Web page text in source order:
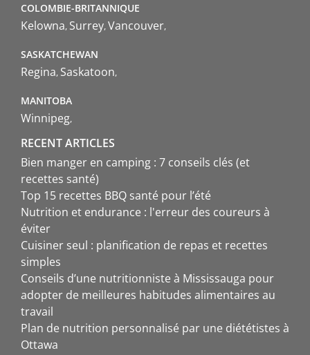
COLOMBIE-BRITANNIQUE
Kelowna Surrey Vancouver
SASKATCHEWAN
Regina Saskatoon
MANITOBA
Winnipeg
RECENT ARTICLES
Bien manger en camping : 7 conseils clés (et
recettes santé)
Top 15 recettes BBQ santé pour l’été
Nutrition et endurance : l'erreur des coureurs à
éviter
Cuisiner seul : planification de repas et recettes
simples
Conseils d’une nutritionniste à Mississauga pour
adopter de meilleures habitudes alimentaires au
travail
Plan de nutrition personnalisé par une diététistes à
Ottawa